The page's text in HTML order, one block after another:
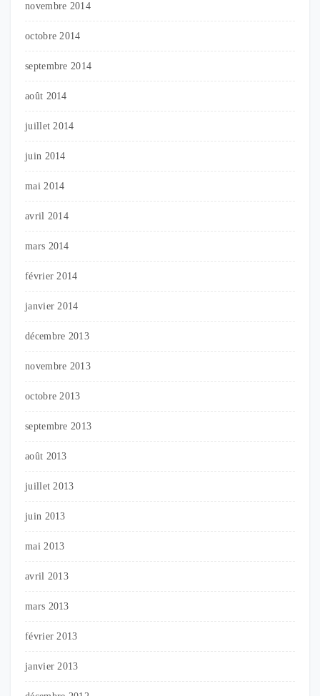
novembre 2014
octobre 2014
septembre 2014
août 2014
juillet 2014
juin 2014
mai 2014
avril 2014
mars 2014
février 2014
janvier 2014
décembre 2013
novembre 2013
octobre 2013
septembre 2013
août 2013
juillet 2013
juin 2013
mai 2013
avril 2013
mars 2013
février 2013
janvier 2013